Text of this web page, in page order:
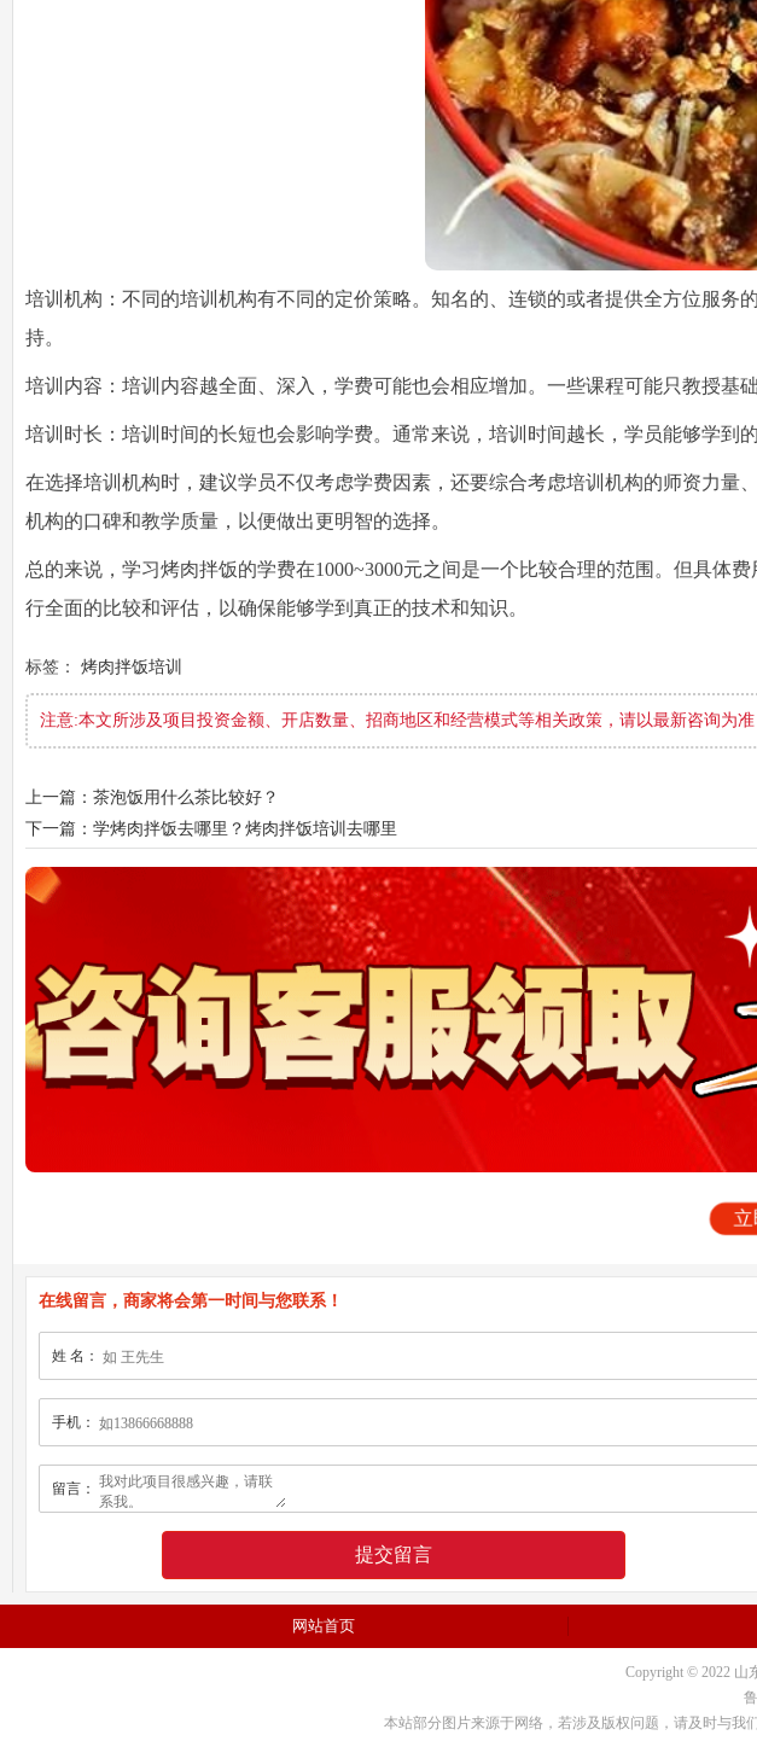
培训机构：不同的培训机构有不同的定价策略。知名的、连锁的或者提供全方位服
持。
培训内容：培训内容越全面、深入，学费可能也会相应增加。一些课程可能只教授基
培训时长：培训时间的长短也会影响学费。通常来说，培训时间越长，学员能够学到
在选择培训机构时，建议学员不仅考虑学费因素，还要综合考虑培训机构的师资力
机构的口碑和教学质量，以便做出更明智的选择。
总的来说，学习烤肉拌饭的学费在1000~3000元之间是一个比较合理的范围。但具
行全面的比较和评估，以确保能够学到真正的技术和知识。
标签： 烤肉拌饭培训
注意:本文所涉及项目投资金额、开店数量、招商地区和经营模式等相关政策，请以最新咨询为
上一篇：茶泡饭用什么茶比较好？
下一篇：学烤肉拌饭去哪里？烤肉拌饭培训去哪里
立
在线留言，商家将会第一时间与您联系！
姓 名：
手机：
留言：
网站首页
Copyright © 2022
本站部分图片来源于网络，若涉及版权问题，请及时与我